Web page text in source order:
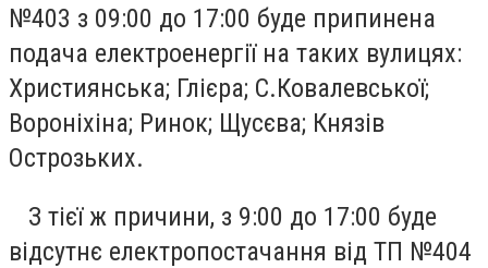
№403 з 09:00 до 17:00 буде припинена
подача електроенергії на таких вулицях:
Християнська; Глієра; С.Ковалевської;
Вороніхіна; Ринок; Щусєва; Князів
Острозьких.
З тієї ж причини, з 9:00 до 17:00 буде
відсутнє електропостачання від ТП №404